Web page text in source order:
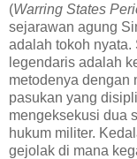
(Warring States
sejarawan agung
adalah tokoh nyata.
legendaris adalah
metodenya dengan
pasukan yang
mengeksekusi dua
hukum militer.
gejolak di mana